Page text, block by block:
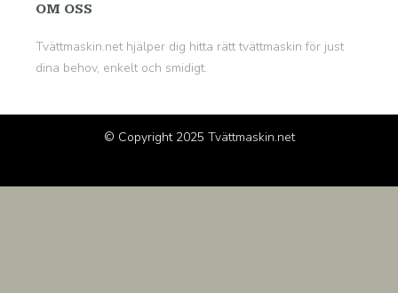
OM OSS
Tvättmaskin.net hjälper dig hitta rätt tvättmaskin för just
dina behov, enkelt och smidigt.
© Copyright 2025 Tvättmaskin.net